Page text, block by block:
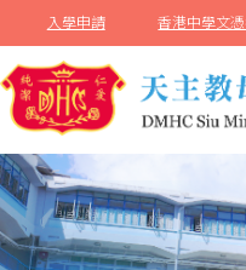
移至主內容
入學申請 香港中學文